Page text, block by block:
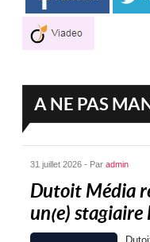
A NE PAS
31 juillet 2026 - Paradmin
Dutoit Média
un(e) stagiaire